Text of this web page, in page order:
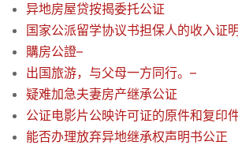
异地房屋贷按揭委托公证
国家公派留学协议书担保人的收入证
購房公證–
出国旅游，与父母一方同行。–
疑难加急夫妻房产继承公证
公证电影片公映许可证的原件和复印
能否办理放弃异地继承权声明书公正